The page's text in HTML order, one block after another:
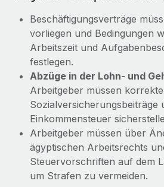
Beschäftigungsverträge
vorliegen und Bedingungen
Arbeitszeit und
festlegen.
Abzüge in der Lohn- und
Arbeitgeber müssen
Sozialversicherungsbeiträge
Einkommensteuer
Arbeitgeber müssen über
ägyptischen Arbeitsrechts
Steuervorschriften auf dem
um Strafen zu vermeiden.